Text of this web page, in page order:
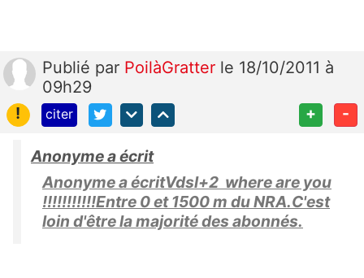
Publié par PoilàGratter le 18/10/2011 à
09h29
!
citer + -
Anonyme a écrit
Anonyme a écritVdsl+2 where are you
!!!!!!!!!!!Entre 0 et 1500 m du NRA.C'est
loin d'être la majorité des abonnés.